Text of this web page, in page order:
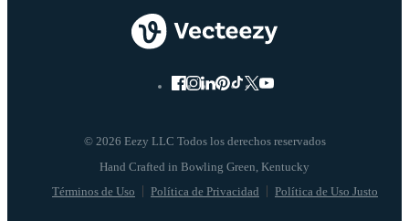
© 2026 Eezy LLC Todos los derechos reservados
Términos de Uso Política de Privacidad Política de Uso Justo